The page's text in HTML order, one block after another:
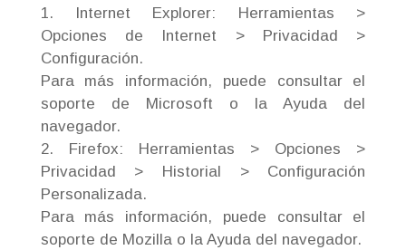
1. Internet Explorer: Herramientas >
Opciones de Internet > Privacidad >
Configuración.
Para más información, puede consultar el
soporte de Microsoft o la Ayuda del
navegador.
2. Firefox: Herramientas > Opciones >
Privacidad > Historial > Configuración
Personalizada.
Para más información, puede consultar el
soporte de Mozilla o la Ayuda del navegador.